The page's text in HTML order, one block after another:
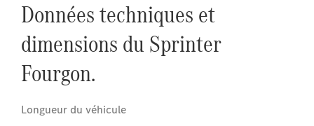
Données techniques et
dimensions du Sprinter
Fourgon.